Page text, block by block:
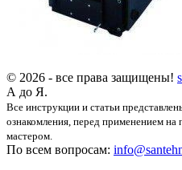
© 2026 - все права защищены!
А до Я.
Все инструкции и статьи
ознакомления, перед применением на
мастером.
По всем вопросам: